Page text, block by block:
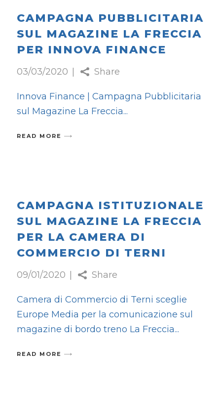
CAMPAGNA PUBBLICITARIA
SUL MAGAZINE LA FRECCIA
PER INNOVA FINANCE
03/03/2020 Share
Innova Finance | Campagna Pubblicitaria
sul Magazine La Freccia
READ MORE
CAMPAGNA ISTITUZIONALE
SUL MAGAZINE LA FRECCIA
PER LA CAMERA DI
COMMERCIO DI TERNI
09/01/2020 Share
Camera di Commercio di Terni sceglie
Europe Media per la comunicazione sul
magazine di bordo treno La Freccia
READ MORE